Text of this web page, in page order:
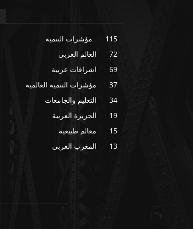
مؤشرات التنمية
115
العالم العربي
72
اشراقات عربية
69
مؤشرات التنمية العالمية
37
التعليم والجامعات
34
الجزيرة العربية
19
معالم طبيعية
15
المغرب العربي
13